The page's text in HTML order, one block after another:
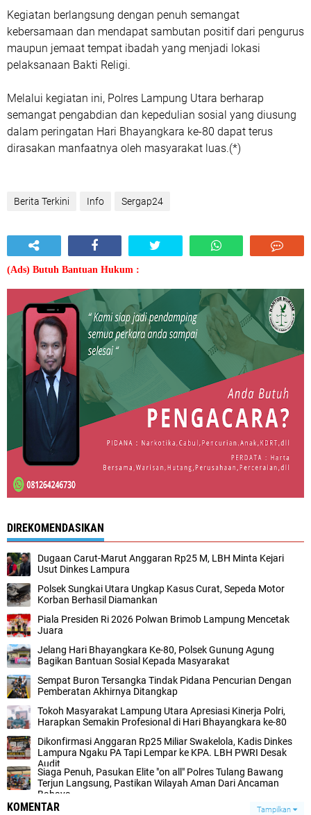
Kegiatan berlangsung dengan penuh semangat
kebersamaan dan mendapat sambutan positif dari pengurus
maupun jemaat tempat ibadah yang menjadi lokasi
pelaksanaan Bakti Religi.
Melalui kegiatan ini, Polres Lampung Utara berharap
semangat pengabdian dan kepedulian sosial yang diusung
dalam peringatan Hari Bhayangkara ke-80 dapat terus
dirasakan manfaatnya oleh masyarakat luas.(*)
Berita Terkini Info Sergap24
(Ads) Butuh Bantuan Hukum :
DIREKOMENDASIKAN
Dugaan Carut-Marut Anggaran Rp25 M, LBH Minta Kejari
Usut Dinkes Lampura
Polsek Sungkai Utara Ungkap Kasus Curat, Sepeda Motor
Korban Berhasil Diamankan
Piala Presiden Ri 2026 Polwan Brimob Lampung Mencetak
Juara
Jelang Hari Bhayangkara Ke-80, Polsek Gunung Agung
Bagikan Bantuan Sosial Kepada Masyarakat
Sempat Buron Tersangka Tindak Pidana Pencurian Dengan
Pemberatan Akhirnya Ditangkap
Tokoh Masyarakat Lampung Utara Apresiasi Kinerja Polri,
Harapkan Semakin Profesional di Hari Bhayangkara ke-80
Dikonfirmasi Anggaran Rp25 Miliar Swakelola, Kadis Dinkes
Lampura Ngaku PA Tapi Lempar ke KPA. LBH PWRI Desak
Audit
Siaga Penuh, Pasukan Elite "on all" Polres Tulang Bawang
Terjun Langsung, Pastikan Wilayah Aman Dari Ancaman
Bahaya
KOMENTAR Tampilkan